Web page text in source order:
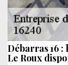
Débarras 16
Le Roux